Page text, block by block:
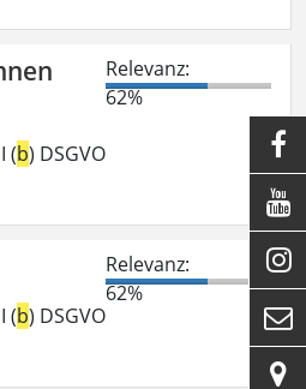
Relevanz:
62%
(b) DSGVO
Relevanz:
62%
(b) DSGVO




